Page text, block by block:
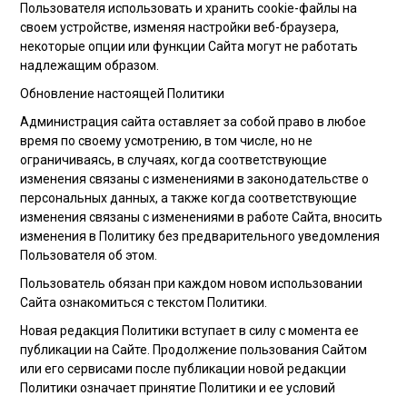
Пользователя использовать и хранить cookie-файлы на
своем устройстве, изменяя настройки веб-браузера,
некоторые опции или функции Сайта могут не работать
надлежащим образом.
Обновление настоящей Политики
Администрация сайта оставляет за собой право в любое
время по своему усмотрению, в том числе, но не
ограничиваясь, в случаях, когда соответствующие
изменения связаны с изменениями в законодательстве о
персональных данных, а также когда соответствующие
изменения связаны с изменениями в работе Сайта, вносить
изменения в Политику без предварительного уведомления
Пользователя об этом.
Пользователь обязан при каждом новом использовании
Сайта ознакомиться с текстом Политики.
Новая редакция Политики вступает в силу с момента ее
публикации на Сайте. Продолжение пользования Сайтом
или его сервисами после публикации новой редакции
Политики означает принятие Политики и ее условий